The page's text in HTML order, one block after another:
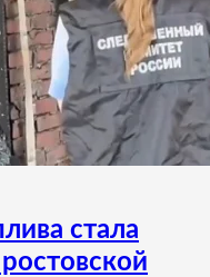
стала